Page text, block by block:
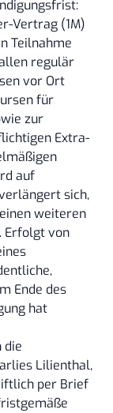
Vertrag (1M)
Teilnahme
regulär
vor Ort
für
zur
Extra-
auf
sich,
weiteren
Erfolgt von
Ende des
hat
die
Lilienthal,
per Brief